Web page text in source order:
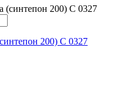
200) С 0327